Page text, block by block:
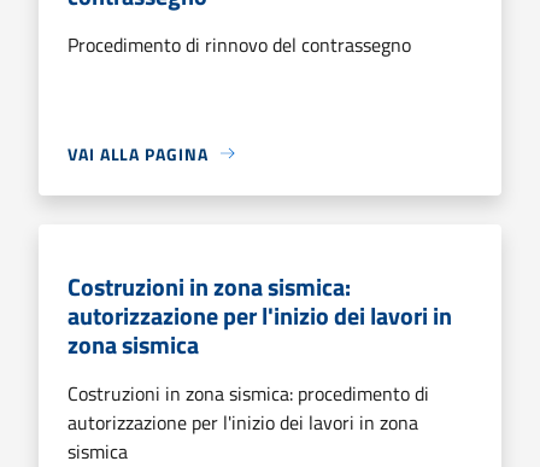
Procedimento di rinnovo del contrassegno
VAI ALLA PAGINA
Costruzioni in zona sismica:
autorizzazione per l'inizio dei lavori in
zona sismica
Costruzioni in zona sismica: procedimento di
autorizzazione per l'inizio dei lavori in zona
sismica